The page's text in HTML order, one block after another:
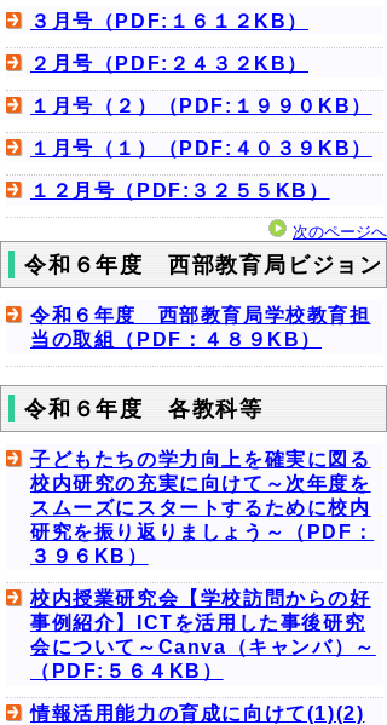
３月号（PDF:１６１２KB）
２月号（PDF:２４３２KB）
１月号（２）（PDF:１９９０KB）
１月号（１）（PDF:４０３９KB）
１２月号（PDF:３２５５KB）
次のページへ
令和６年度 西部教育局ビジョン
令和６年度 西部教育局学校教育担
当の取組（PDF：４８９KB）
令和６年度 各教科等
子どもたちの学力向上を確実に図る
校内研究の充実に向けて～次年度を
スムーズにスタートするために校内
研究を振り返りましょう～（PDF：
３９６KB）
校内授業研究会【学校訪問からの好
事例紹介】ICTを活用した事後研究
会について～Canva（キャンバ）～
（PDF:５６４KB）
情報活用能力の育成に向けて(1)(2)